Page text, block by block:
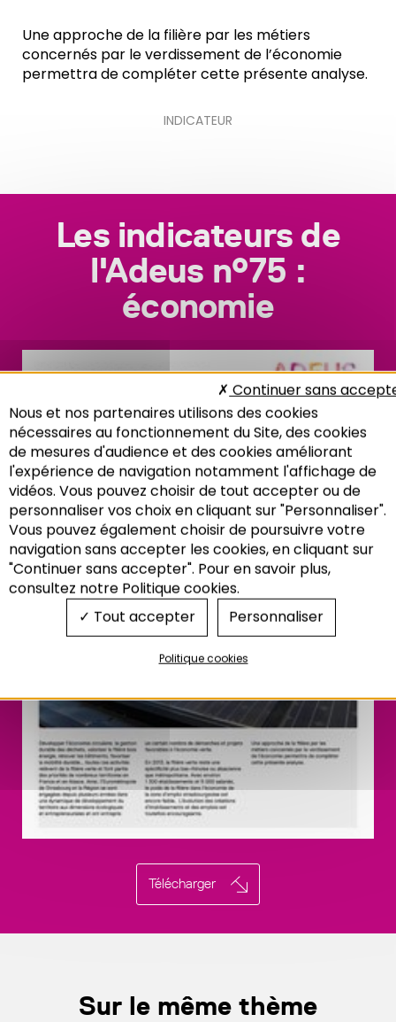
Recherche
Une approche de la filière par les métiers
concernés par le verdissement de l’économie
permettra de compléter cette présente analyse.
INDICATEUR
Les indicateurs de
l'Adeus n°75 :
économie
Télécharger
Sur le même thème
Nous et nos partenaires utilisons des cookies
nécessaires au fonctionnement du Site, des cookies
de mesures d'audience et des cookies améliorant
l'expérience de navigation notamment l'affichage de
vidéos. Vous pouvez choisir de tout accepter ou de
personnaliser vos choix en cliquant sur "Personnaliser".
Vous pouvez également choisir de poursuivre votre
navigation sans accepter les cookies, en cliquant sur
"Continuer sans accepter". Pour en savoir plus,
consultez notre Politique cookies.
Tout accepter
Continuer sans
Personnaliser
Politique cookies